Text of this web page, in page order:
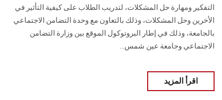
التفكير ومهارة حل المشكلات، لتدريب الطلاب على كيفية التأثير في
الأخرين وحل المشكلات، وذلك بالتعاون مع وحدة التضامن الاجتماعي
بالجامعة، وذلك في إطار البروتوكول الموقع بين وزارة التضامن
الاجتماعي وجامعة عين شمس...
اقرأ المزيد